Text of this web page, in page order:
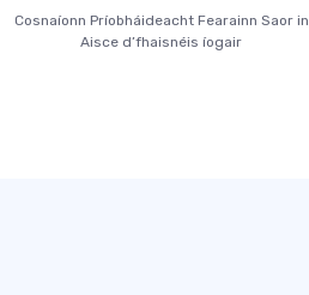
Cosnaíonn Príobháideacht Fearainn Saor in
Aisce d’fhaisnéis íogair